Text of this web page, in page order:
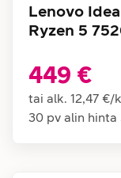
Lenovo
Ryzen 5
449 €
tai alk. 12,47 €/
30 pv alin hinta